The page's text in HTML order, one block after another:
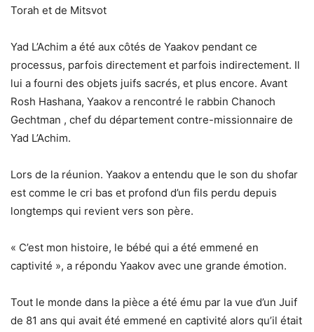
Torah et de Mitsvot
Yad L’Achim a été aux côtés de Yaakov pendant ce
processus, parfois directement et parfois indirectement. Il
lui a fourni des objets juifs sacrés, et plus encore. Avant
Rosh Hashana, Yaakov a rencontré le rabbin Chanoch
Gechtman , chef du département contre-missionnaire de
Yad L’Achim.
Lors de la réunion. Yaakov a entendu que le son du shofar
est comme le cri bas et profond d’un fils perdu depuis
longtemps qui revient vers son père.
« C’est mon histoire, le bébé qui a été emmené en
captivité », a répondu Yaakov avec une grande émotion.
Tout le monde dans la pièce a été ému par la vue d’un Juif
de 81 ans qui avait été emmené en captivité alors qu’il était